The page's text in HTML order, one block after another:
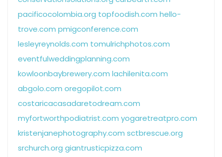
pacificocolombia.org topfoodish.com hello-
trove.com pmigconference.com
lesleyreynolds.com tomulrichphotos.com
eventfulweddingplanning.com
kowloonbaybrewery.com lachilenita.com
abgolo.com oregopilot.com
costaricacasadaretodream.com
myfortworthpodiatrist.com yogaretreatpro.com
kristenjanephotography.com sctbrescue.org
srchurch.org giantrusticpizza.com